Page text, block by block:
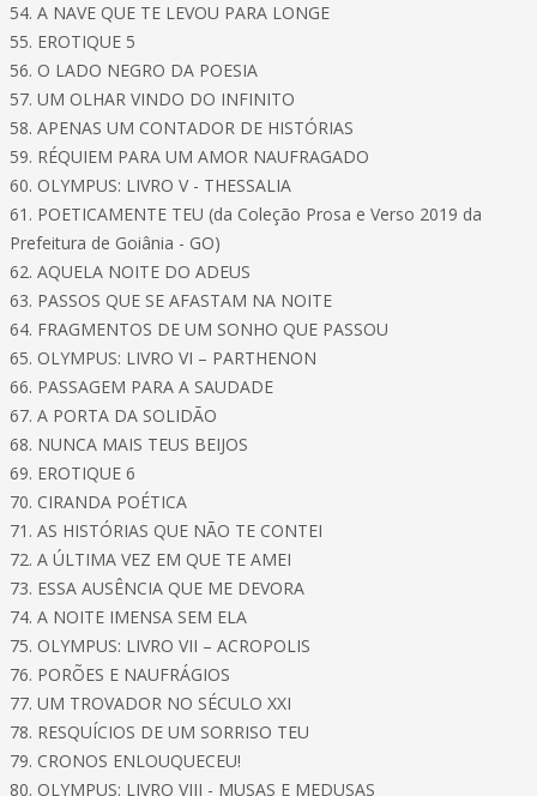
54. A NAVE QUE TE LEVOU PARA LONGE
55. EROTIQUE 5
56. O LADO NEGRO DA POESIA
57. UM OLHAR VINDO DO INFINITO
58. APENAS UM CONTADOR DE HISTÓRIAS
59. RÉQUIEM PARA UM AMOR NAUFRAGADO
60. OLYMPUS: LIVRO V - THESSALIA
61. POETICAMENTE TEU (da Coleção Prosa e Verso 2019 da
Prefeitura de Goiânia - GO)
62. AQUELA NOITE DO ADEUS
63. PASSOS QUE SE AFASTAM NA NOITE
64. FRAGMENTOS DE UM SONHO QUE PASSOU
65. OLYMPUS: LIVRO VI – PARTHENON
66. PASSAGEM PARA A SAUDADE
67. A PORTA DA SOLIDÃO
68. NUNCA MAIS TEUS BEIJOS
69. EROTIQUE 6
70. CIRANDA POÉTICA
71. AS HISTÓRIAS QUE NÃO TE CONTEI
72. A ÚLTIMA VEZ EM QUE TE AMEI
73. ESSA AUSÊNCIA QUE ME DEVORA
74. A NOITE IMENSA SEM ELA
75. OLYMPUS: LIVRO VII – ACROPOLIS
76. PORÕES E NAUFRÁGIOS
77. UM TROVADOR NO SÉCULO XXI
78. RESQUÍCIOS DE UM SORRISO TEU
79. CRONOS ENLOUQUECEU!
80. OLYMPUS: LIVRO VIII - MUSAS E MEDUSAS